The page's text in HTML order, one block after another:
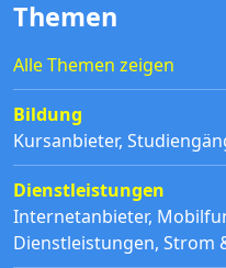
Themen
Alle Themen zeigen
Bildung
Kursanbieter,
Dienstleistungen
Internetanbieter,
Dienstleistungen, Strom